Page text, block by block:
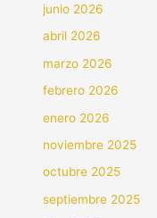
junio 2026
abril 2026
marzo 2026
febrero 2026
enero 2026
noviembre 2025
octubre 2025
septiembre 2025